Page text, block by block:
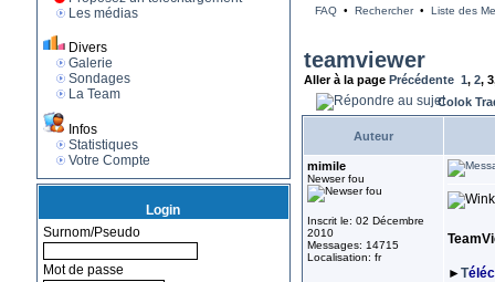
Les médias
Divers
Galerie
Sondages
La Team
Infos
Statistiques
Votre Compte
Login
Surnom/Pseudo
Mot de passe
FAQ• Rechercher• Liste des
teamviewer
Aller à la page Précédente 1, 2, 3
Colok
Auteur
mimile
Newser fou
Inscrit le: 02 Décembre
2010
Messages: 14715
Localisation: fr
►T